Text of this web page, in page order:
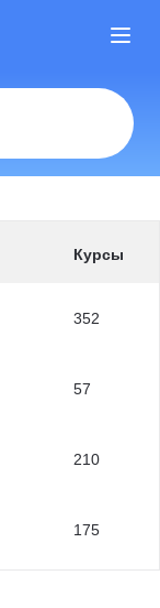
Курсы
352
57
210
175